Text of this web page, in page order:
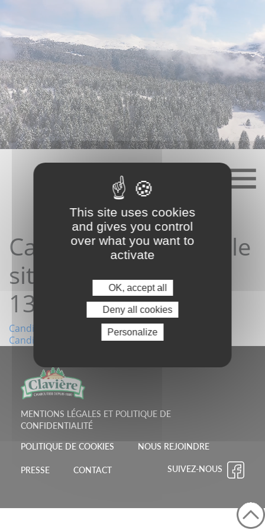
content
Candidature depuis le
site 03/12/2025
13:59:05
Navigation
l’article
Candidature depuis le site 20/11/2025 10:28:46
Candidature depuis le site 08/12/2025 22:17:56
MENTIONS LÉGALES ET POLITIQUE DE
CONFIDENTIALITÉ
POLITIQUE DE COOKIES NOUS REJOINDRE
PRESSE CONTACT SUIVEZ-NOUS
This site uses cookies
and gives you control
over what you want to
activate
OK, accept all
Deny all cookies
Personalize